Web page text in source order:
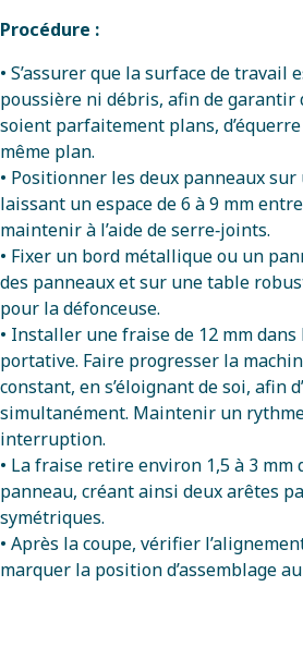
Procédure :
• S’assurer que la surface de travail
poussière ni débris, afin de garantir
soient parfaitement plans,
même plan.
• Positionner les deux panneaux
laissant un espace de 6 à 9 mm
maintenir à l’aide de serre‑joints.
• Fixer un bord métallique ou un
des panneaux et sur une table
pour la défonceuse.
• Installer une fraise de 12 mm dans
portative. Faire progresser la
constant, en s’éloignant de soi, afin
simultanément. Maintenir un
interruption.
• La fraise retire environ 1,5 à 3 mm
panneau, créant ainsi deux arêtes
symétriques.
• Après la coupe, vérifier
marquer la position d’assemblage